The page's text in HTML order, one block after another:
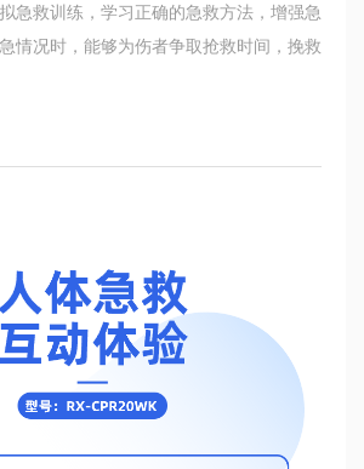
急救训练，学习正确的急救方法，增强急
情况时，能够为伤者争取抢救时间，挽救